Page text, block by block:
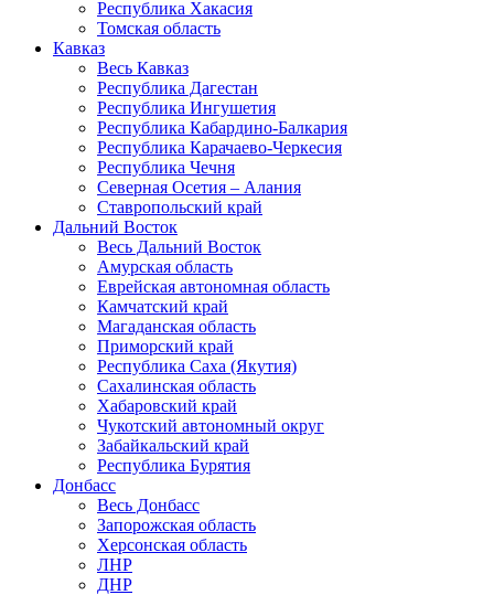
Республика Хакасия
Томская область
Кавказ
Весь Кавказ
Республика Дагестан
Республика Ингушетия
Республика Кабардино-Балкария
Республика Карачаево-Черкесия
Республика Чечня
Северная Осетия – Алания
Ставропольский край
Дальний Восток
Весь Дальний Восток
Амурская область
Еврейская автономная область
Камчатский край
Магаданская область
Приморский край
Республика Саха (Якутия)
Сахалинская область
Хабаровский край
Чукотский автономный округ
Забайкальский край
Республика Бурятия
Донбасс
Весь Донбасс
Запорожская область
Херсонская область
ЛНР
ДНР